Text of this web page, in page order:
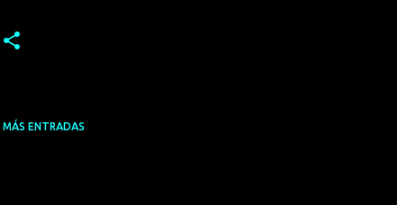
MÁS ENTRADAS